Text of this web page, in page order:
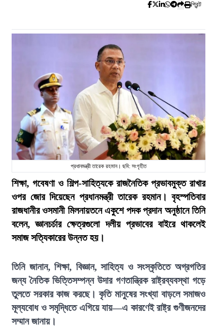
প্রিন্ট
প্রধানমন্ত্রী তারেক রহমান। ছবি: সংগৃহীত
শিক্ষা, গবেষণা ও শিল্প-সাহিত্যকে রাজনৈতিক প্রভাবমুক্ত রাখার
ওপর জোর দিয়েছেন প্রধানমন্ত্রী তারেক রহমান। বৃহস্পতিবার
রাজধানীর ওসমানী মিলনায়তনে একুশে পদক প্রদান অনুষ্ঠানে তিনি
বলেন, জ্ঞানচর্চার ক্ষেত্রগুলো দলীয় প্রভাবের বাইরে থাকলেই
সমাজ সত্যিকারের উন্নত হয়।
তিনি জানান, শিক্ষা, বিজ্ঞান, সাহিত্য ও সংস্কৃতিতে অগ্রগতির
জন্য নৈতিক ভিত্তিসম্পন্ন উদার গণতান্ত্রিক রাষ্ট্রব্যবস্থা গড়ে
তুলতে সরকার কাজ করছে। কৃতি মানুষের সংখ্যা বাড়লে সমাজও
মূল্যবোধ ও সমৃদ্ধিতে এগিয়ে যায়—এ কারণেই রাষ্ট্র গুণীজনদের
সম্মান জানায়।